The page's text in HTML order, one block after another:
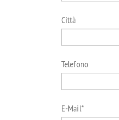
Città
Telefono
E-Mail*